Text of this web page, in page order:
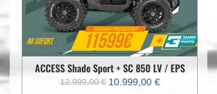
ACCESS Shade Sport + SC 850 LV / EPS
12.999,00€ Ursprünglicher
10.999,00 €Aktueller